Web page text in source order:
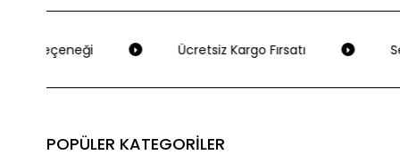
Seçeneği Ücretsiz Kargo Fırsatı
POPÜLER KATEGORİLER